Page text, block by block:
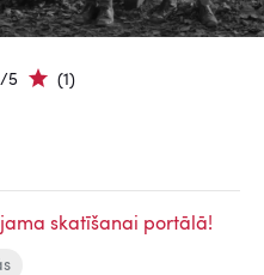
5 (1)
skatīšanai portālā!